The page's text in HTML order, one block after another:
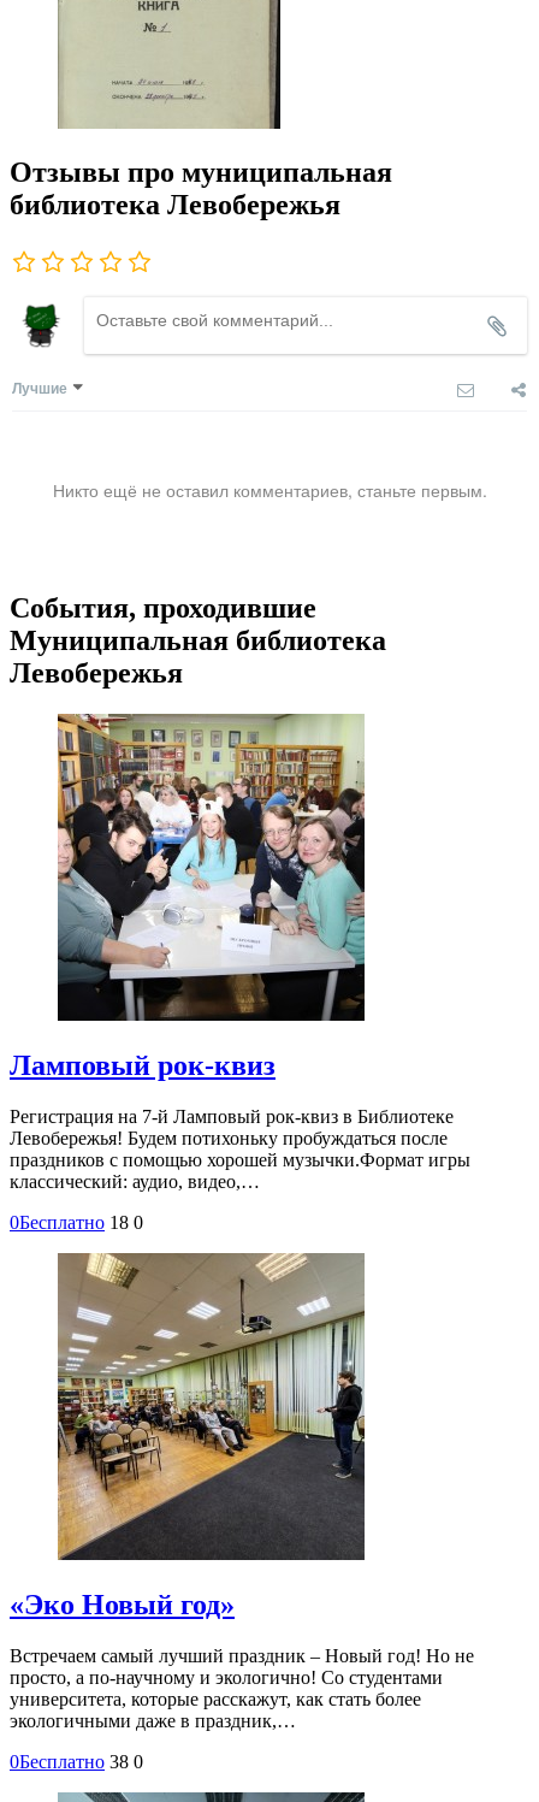
Отзывы про муниципальная
библиотека Левобережья
Лучшие
Никто ещё не оставил комментариев, станьте первым.
События, проходившие
Муниципальная библиотека
Левобережья
Ламповый рок-квиз
Регистрация на 7-й Ламповый рок-квиз в Библиотеке
Левобережья! Будем потихоньку пробуждаться после
праздников с помощью хорошей музычки.Формат игры
классический: аудио, видео,…
0Бесплатно 18 0
«Эко Новый год»
Встречаем самый лучший праздник – Новый год! Но не
просто, а по-научному и экологично! Со студентами
университета, которые расскажут, как стать более
экологичными даже в праздник,…
0Бесплатно 38 0